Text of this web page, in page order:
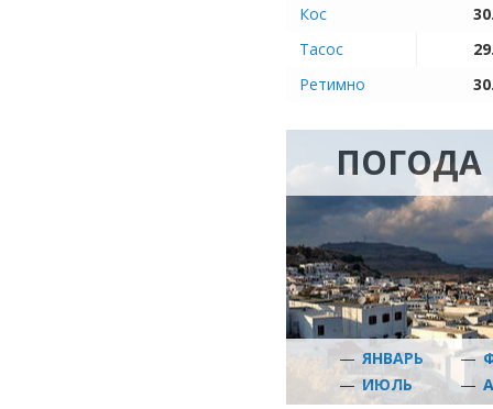
Кос
Тасос
Ретимно
ПОГОДА
— ЯНВАРЬ —
— ИЮЛЬ —